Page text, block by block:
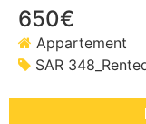
650€
Appartement
SAR